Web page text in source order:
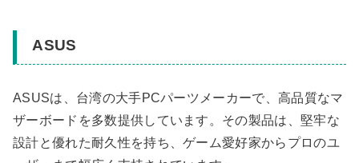
ASUS
ASUSは、台湾の大手PCパーツメーカーで、高品質なマ
ザーボードを多数提供しています。その製品は、堅牢な
設計と優れた耐久性を持ち、ゲーム愛好家からプロのユ